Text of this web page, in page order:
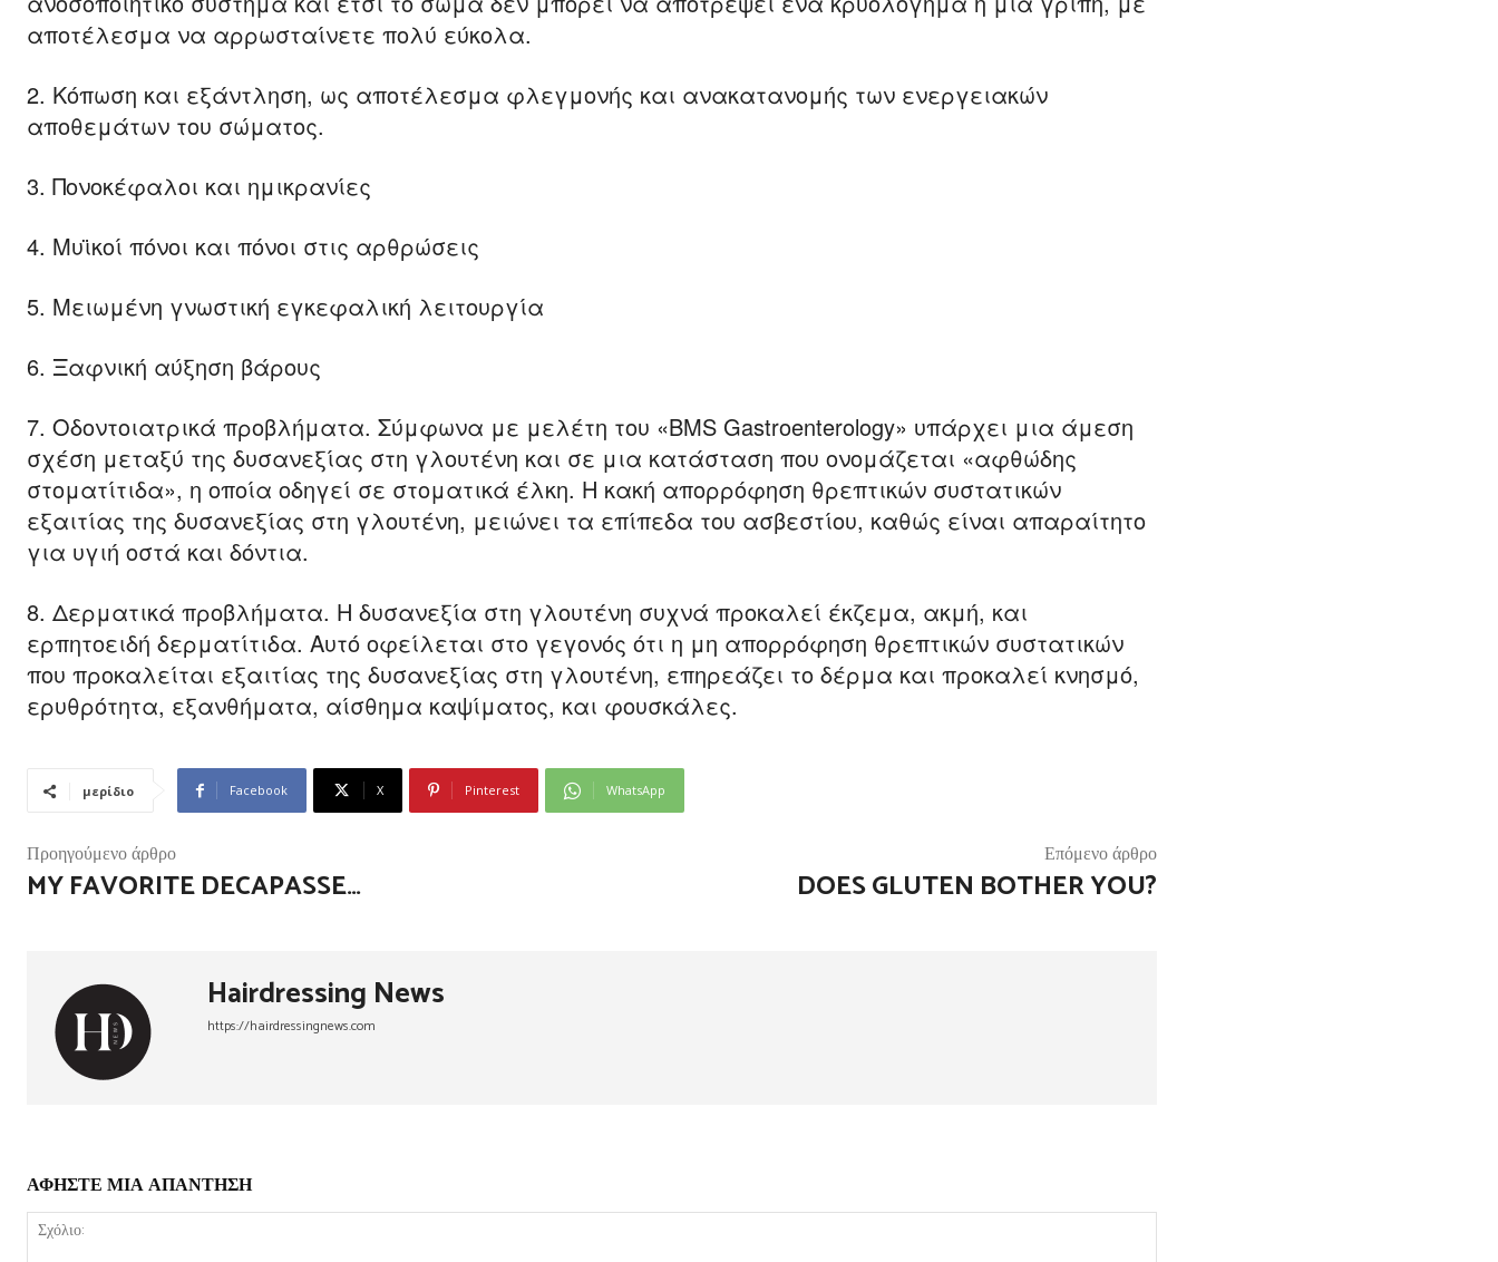
αποτέλεσμα να αρρωσταίνετε πολύ εύκολα.
2. Κόπωση και εξάντληση, ως αποτέλεσμα φλεγμονής και ανακατανομής των ενεργειακών
αποθεμάτων του σώματος.
3. Πονοκέφαλοι και ημικρανίες
4. Μυϊκοί πόνοι και πόνοι στις αρθρώσεις
5. Μειωμένη γνωστική εγκεφαλική λειτουργία
6. Ξαφνική αύξηση βάρους
7. Οδοντοιατρικά προβλήματα. Σύμφωνα με μελέτη του «BMS Gastroenterology» υπάρχει μια άμεση
σχέση μεταξύ της δυσανεξίας στη γλουτένη και σε μια κατάσταση που ονομάζεται «αφθώδης
στοματίτιδα», η οποία οδηγεί σε στοματικά έλκη. Η κακή απορρόφηση θρεπτικών συστατικών
εξαιτίας της δυσανεξίας στη γλουτένη, μειώνει τα επίπεδα του ασβεστίου, καθώς είναι απαραίτητο
για υγιή οστά και δόντια.
8. Δερματικά προβλήματα. Η δυσανεξία στη γλουτένη συχνά προκαλεί έκζεμα, ακμή, και
ερπητοειδή δερματίτιδα. Αυτό οφείλεται στο γεγονός ότι η μη απορρόφηση θρεπτικών συστατικών
που προκαλείται εξαιτίας της δυσανεξίας στη γλουτένη, επηρεάζει το δέρμα και προκαλεί κνησμό,
ερυθρότητα, εξανθήματα, αίσθημα καψίματος, και φουσκάλες.
μερίδιο Facebook X Pinterest WhatsApp
Προηγούμενο άρθρο
MY FAVORITE DECAPASSE…
Επόμενο άρθρο
DOES GLUTEN BOTHER YOU?
Hairdressing News
https://hairdressingnews.com
ΑΦΗΣΤΕ ΜΙΑ ΑΠΑΝΤΗΣΗ